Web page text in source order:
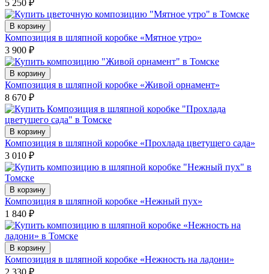
5 250 ₽
В корзину
Композиция в шляпной коробке «Мятное утро»
3 900 ₽
В корзину
Композиция в шляпной коробке «Живой орнамент»
8 670 ₽
В корзину
Композиция в шляпной коробке «Прохлада цветущего сада»
3 010 ₽
В корзину
Композиция в шляпной коробке «Нежный пух»
1 840 ₽
В корзину
Композиция в шляпной коробке «Нежность на ладони»
2 330 ₽